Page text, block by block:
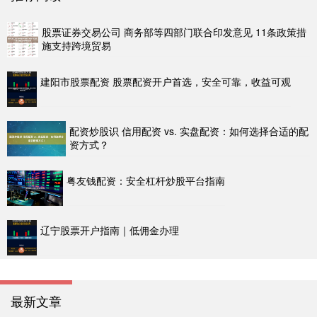
股票证券交易公司 商务部等四部门联合印发意见 11条政策措
施支持跨境贸易
建阳市股票配资 股票配资开户首选，安全可靠，收益可观
配资炒股识 信用配资 vs. 实盘配资：如何选择合适的配
资方式？
粤友钱配资：安全杠杆炒股平台指南
辽宁股票开户指南｜低佣金办理
最新文章